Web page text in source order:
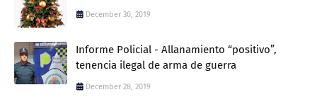
December 30, 2019
Informe Policial - Allanamiento “positivo”,
tenencia ilegal de arma de guerra
December 28, 2019